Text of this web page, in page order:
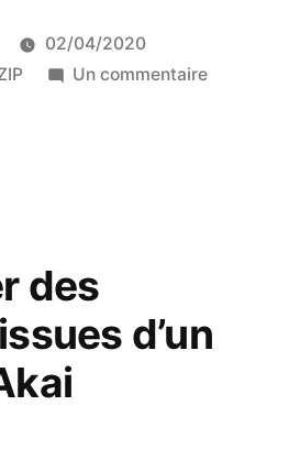
02/04/2020
:
Un commentairesur
des
d’un